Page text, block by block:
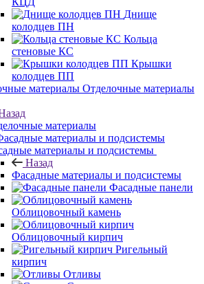
Днище
колодцев ПН
Кольца
стеновые КС
Крышки
колодцев ПП
Отделочные материалы
материалы
материалы и подсистемы
Назад
Фасадные материалы и подсистемы
Фасадные панели
Облицовочный камень
Облицовочный кирпич
Ригельный
кирпич
Отливы